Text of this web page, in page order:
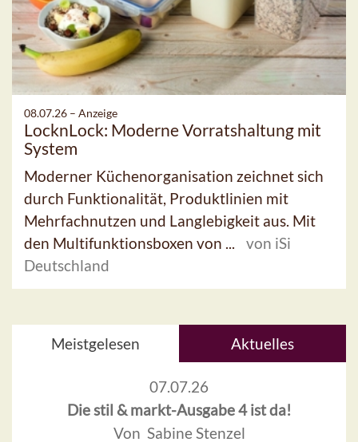
08.07.26 – Anzeige
LocknLock: Moderne Vorratshaltung mit
System
Moderner Küchenorganisation zeichnet sich
durch Funktionalität, Produktlinien mit
Mehrfachnutzen und Langlebigkeit aus. Mit
den Multifunktionsboxen von ...
von iSi
Deutschland
Meistgelesen Aktuelles
07.07.26
Die stil & markt-Ausgabe 4 ist da!
Von Sabine Stenzel